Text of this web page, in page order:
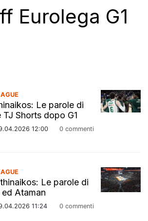
Eurolega G1
Le parole di
Shorts dopo G1
12:00 0 commenti
Le parole di
Ataman
11:24 0 commenti